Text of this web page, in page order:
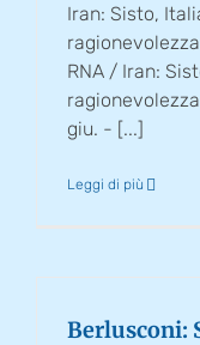
Iran: Sisto,
RNA / Iran:
giu. - [...]
Leggi di più
Berlusconi: